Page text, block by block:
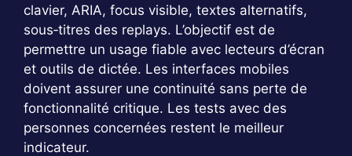
clavier, ARIA, focus visible, textes alternatifs,
sous‑titres des replays. L’objectif est de
permettre un usage fiable avec lecteurs d’écran
et outils de dictée. Les interfaces mobiles
doivent assurer une continuité sans perte de
fonctionnalité critique. Les tests avec des
personnes concernées restent le meilleur
indicateur.